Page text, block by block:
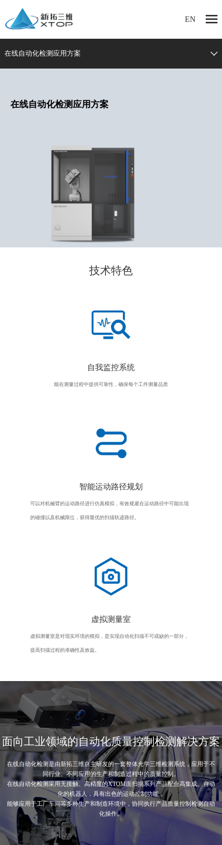
EN
在线自动化检测应用方案
在线自动化检测应用方案
技术特色
自我监控系统
能在测量过程中提供可靠性，确保每个工件测量品质
智能运动路径规划
可以对机械臂的运动路径进行仿真模拟，有效规避在运动路径中可能出现
的碰撞以及机械限位，获得最优的扫描轨迹路径。
虚拟测量室
虚拟测量室是对现实环境的模拟，是实现自动化扫描不可或缺的一部分，
提高扫描过程的准确性及效益。
面向工业领域的自动化质量控制检测解决方案
在线自动化检测是由新拓三维自主研发的一套整体光学三维检测系统，应用于不
同行业、不同应用的生产和制造过程中的质量控制。
在线自动化检测采用无接触、高精度的XTOM面扫描系列产品配合高集成、自动
化的机器人，具有出色的运动控制功能，
能够应用于工厂车间等多种生产和制造环境中，协同执行产品质量控制检测自动
化操作。